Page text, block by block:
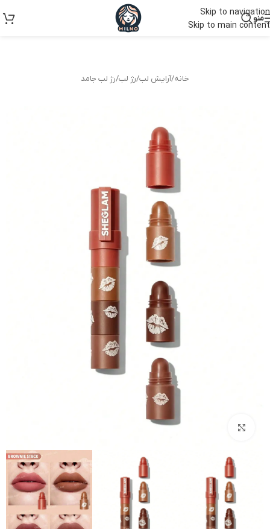
Skip to navigation
Skip to main content
منو
خانه/آرایش لب/رژ لب/رژ لب جامد
بزرگنمایی تصویر